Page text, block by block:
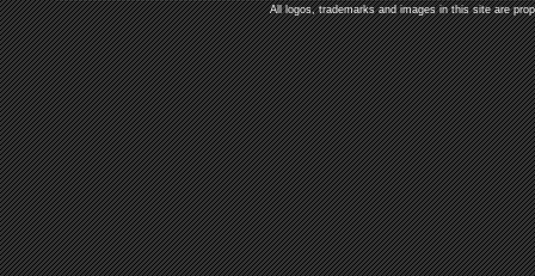
All logos, trademarks and images in this site are